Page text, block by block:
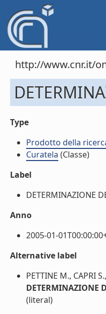
http://www.cnr.it/
Type
Prodotto della
Curatela (Classe)
Label
DETERMINAZIONE
Anno
2005-01-
Alternative label
PETTINE M., CAPRI
DETERMINAZIONE
(literal)